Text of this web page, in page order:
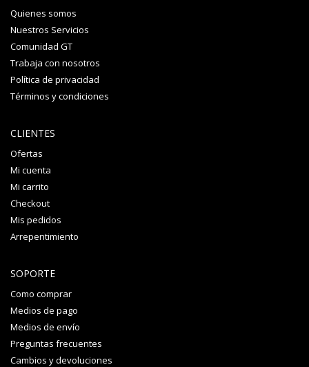
Quienes somos
Nuestros Servicios
Comunidad GT
Trabaja con nosotros
Política de privacidad
Términos y condiciones
CLIENTES
Ofertas
Mi cuenta
Mi carrito
Checkout
Mis pedidos
Arrepentimiento
SOPORTE
Como comprar
Medios de pago
Medios de envío
Preguntas frecuentes
Cambios y devoluciones